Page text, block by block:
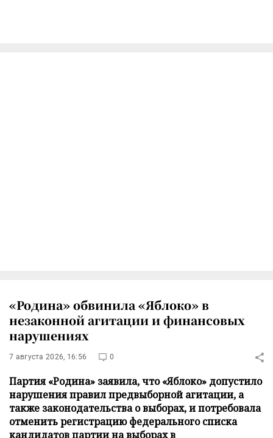
«Родина» обвинила «Яблоко» в
незаконной агитации и финансовых
нарушениях
7 августа 2026, 16:56 0
Партия «Родина» заявила, что «Яблоко» допустило
нарушения правил предвыборной агитации, а
также законодательства о выборах, и потребовала
отменить регистрацию федерального списка
кандидатов партии на выборах в